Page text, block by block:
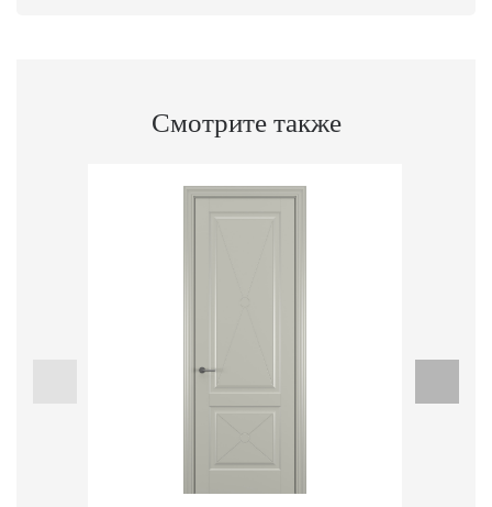
Смотрите также